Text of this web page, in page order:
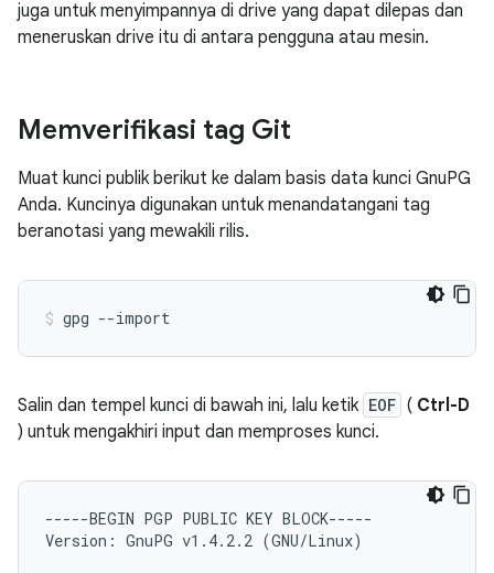
juga untuk menyimpannya di drive yang dapat dilepas dan
meneruskan drive itu di antara pengguna atau mesin.
Memverifikasi tag Git
Muat kunci publik berikut ke dalam basis data kunci GnuPG
Anda. Kuncinya digunakan untuk menandatangani tag
beranotasi yang mewakili rilis.
Salin dan tempel kunci di bawah ini, lalu ketik EOF ( Ctrl-D
) untuk mengakhiri input dan memproses kunci.
-----BEGIN PGP PUBLIC KEY BLOCK-----
Version: GnuPG v1.4.2.2 (GNU/Linux)